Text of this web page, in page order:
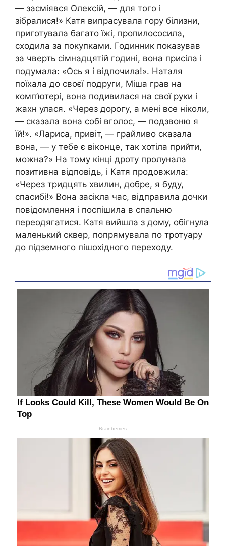
— засміявся Олексій, — для того і
зібралися!» Катя випрасувала гору білизни,
приготувала багато їжі, пропилососила,
сходила за покупками. Годинник показував
за чверть сімнадцятій годині, вона присіла і
подумала: «Ось я і відпочила!». Наталя
поїхала до своєї подруги, Міша грав на
комп’ютері, вона подивилася на свої руки і
жахн улася. «Через дорогу, а мені все ніколи,
— сказала вона собі вголос, — подзвоню я
їй!». «Лариса, привіт, — грайливо сказала
вона, — у тебе є віконце, так хотіла прийти,
можна?» На тому кінці дроту пролунала
позитивна відповідь, і Катя продовжила:
«Через тридцять хвилин, добре, я буду,
спасибі!» Вона засікла час, відправила дочки
повідомлення і поспішила в спальню
переодягатися. Катя вийшла з дому, обігнула
маленький сквер, попрямувала по тротуару
до підземного пішохідного переходу.